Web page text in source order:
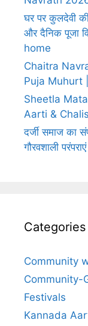
घर पर कुलदेवी
और दैनिक पूजा
home
Chaitra
Puja Muhurt |
Sheetla
Aarti &
दर्जी समाज का
गौरवशाली
Categories
Community
Community-
Festivals
Kannada